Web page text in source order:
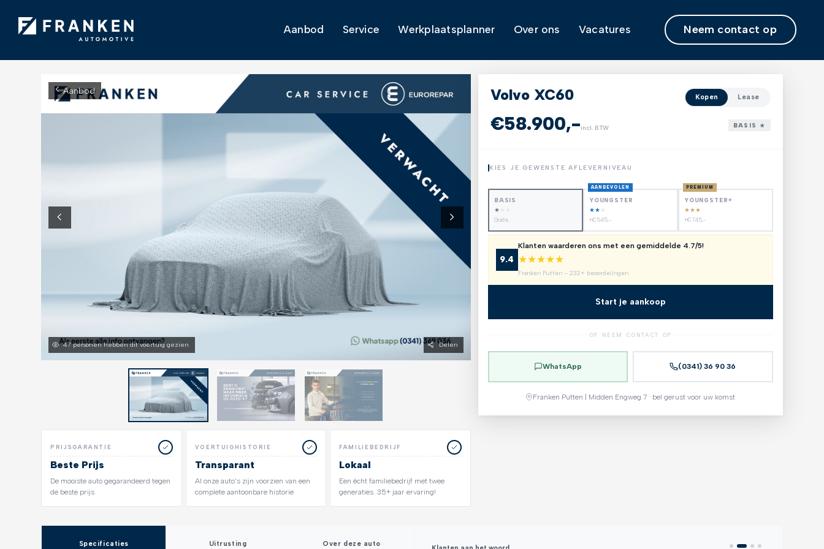
Aanbod Service Werkplaatsplanner Over ons Vacatures Neem contact op
Diensten
47 personen hebben dit voertuig gezien Delen
Aanbod Volvo XC60 Kopen Lease
€58.900,-incl. BTW BASIS ★
KIES JE GEWENSTE AFLEVERNIVEAU
BASIS
★
Gratis
AANBEVOLEN
YOUNGSTER
★★ ★
+€545,-
PREMIUM
YOUNGSTER+
★★★
+€745,-
9.4
Klanten waarderen ons met een gemiddelde 4.7/5!
★★★★★
Franken Putten – 232+ beoordelingen
Start je aankoop
OF NEEM CONTACT OP
WhatsApp (0341) 36 90 36
Franken Putten | Midden Engweg 7 · bel gerust voor uw komst
PRIJSGARANTIE
Beste Prijs
De mooiste auto gegarandeerd tegen
de beste prijs
VOERTUIGHISTORIE
Transparant
Al onze auto's zijn voorzien van een
complete aantoonbare historie
FAMILIEBEDRIJF
Lokaal
Een écht familiebedrijf met twee
generaties. 35+ jaar ervaring!
Specificaties Uitrusting Over deze auto